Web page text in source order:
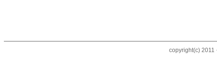
copyright(c) 2011